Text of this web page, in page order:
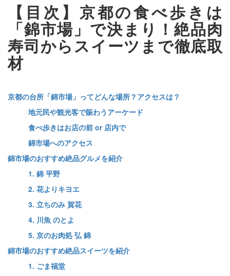
【目次】京都の食べ歩きは
「錦市場」で決まり！絶品肉
寿司からスイーツまで徹底取
材
京都の台所「錦市場」ってどんな場所？アクセスは？
地元民や観光客で賑わうアーケード
食べ歩きはお店の前 or 店内で
錦市場へのアクセス
錦市場のおすすめ絶品グルメを紹介
1. 錦 平野
2. 花よりキヨエ
3. 立ちのみ 賀花
4. 川魚 のとよ
5. 京のお肉処 弘 錦
錦市場のおすすめ絶品スイーツを紹介
1. ごま福堂